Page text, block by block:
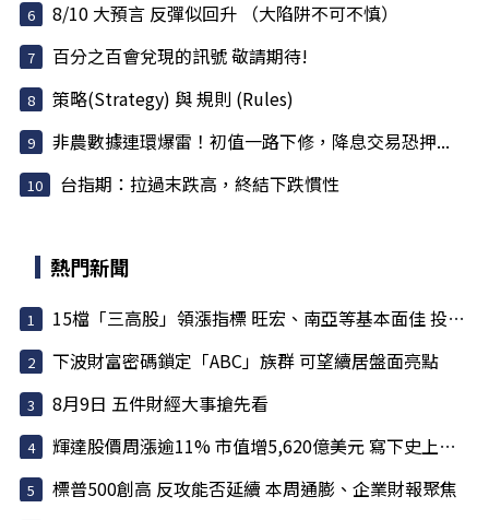
8/10 大預言 反彈似回升 （大陷阱不可不慎）
百分之百會兌現的訊號 敬請期待!
策略(Strategy) 與 規則 (Rules)
非農數據連環爆雷！初值一路下修，降息交易恐押...
台指期：拉過末跌高，終結下跌慣性
熱門新聞
15檔「三高股」領漲指標 旺宏、南亞等基本面佳 投信大買
下波財富密碼鎖定「ABC」族群 可望續居盤面亮點
8月9日 五件財經大事搶先看
輝達股價周漲逾11% 市值增5,620億美元 寫下史上最大單周...
標普500創高 反攻能否延續 本周通膨、企業財報聚焦